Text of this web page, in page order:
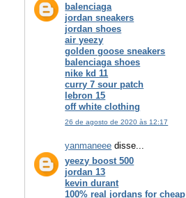
balenciaga
jordan sneakers
jordan shoes
air yeezy
golden goose sneakers
balenciaga shoes
nike kd 11
curry 7 sour patch
lebron 15
off white clothing
26 de agosto de 2020 às 12:17
yanmaneee disse...
yeezy boost 500
jordan 13
kevin durant
100% real jordans for cheap